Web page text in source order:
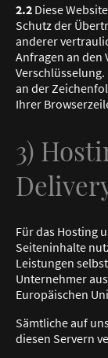
2.2 Diese
Schutz der
anderer
Anfragen an den
an der
Ihrer
3)
Für das Hosting
Seiteninhalte
Leistungen
Unternehmer
Europäischen
Sämtliche auf
diesen Servern